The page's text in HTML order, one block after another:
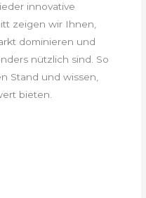
innovative
zeigen wir Ihnen,
dominieren und
nützlich sind. So
Stand und wissen,
bieten.